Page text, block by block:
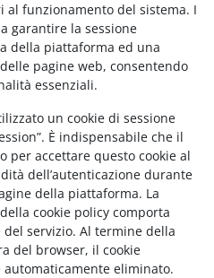
al funzionamento del sistema. I
garantire la sessione
della piattaforma ed una
pagine web, consentendo
essenziali.
un cookie di sessione
È indispensabile che il
per accettare questo cookie al
dell’autenticazione durante
della piattaforma. La
cookie policy comporta
servizio. Al termine della
del browser, il cookie
automaticamente eliminato.